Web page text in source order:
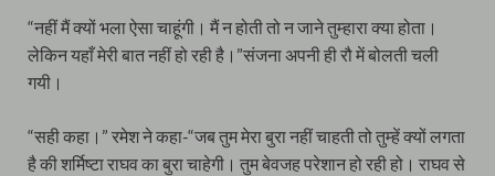
“नहीं मैं क्यों भला ऐसा चाहूंगी। मैं न होती तो न जाने तुम्हारा क्या होता।
लेकिन यहाँ मेरी बात नहीं हो रही है।”संजना अपनी ही रौ में बोलती चली
गयी।
“सही कहा।” रमेश ने कहा-“जब तुम मेरा बुरा नहीं चाहती तो तुम्हें क्यों लगता
है की शर्मिष्टा राघव का बुरा चाहेगी। तुम बेवजह परेशान हो रही हो। राघव से